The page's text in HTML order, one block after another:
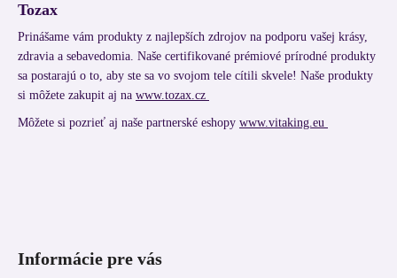
Tozax
Prinášame vám produkty z najlepších zdrojov na podporu vašej krásy,
zdravia a sebavedomia. Naše certifikované prémiové prírodné produkty
sa postarajú o to, aby ste sa vo svojom tele cítili skvele! Naše produkty
si môžete zakupit aj na www.tozax.cz
Môžete si pozrieť aj naše partnerské eshopy www.vitaking.eu
Informácie pre vás